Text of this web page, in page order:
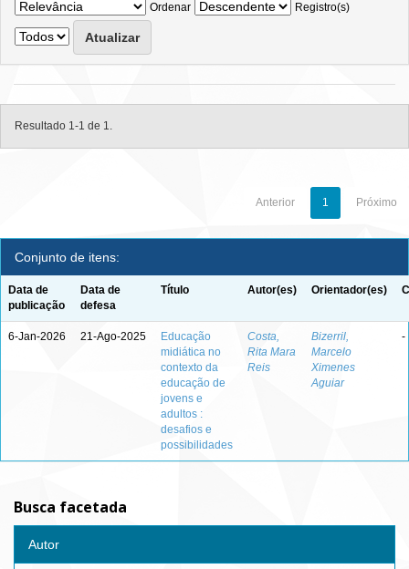
Ordenar
Registro(s)
Resultado 1-1 de 1.
Anterior 1 Próximo
Conjunto de itens:
Data de
publicação
Data de
defesa
Título Autor(es) Orientador(es)
6-Jan-2026 21-Ago-2025
Educação
midiática no
contexto da
educação de
jovens e
adultos :
desafios e
possibilidades
Costa,
Rita Mara
Reis
Bizerril,
Marcelo
Ximenes
Aguiar
-
Busca facetada
Autor